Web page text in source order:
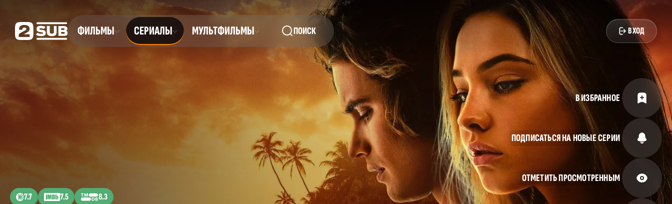
ФИЛЬМЫ СЕРИАЛЫ МУЛЬТФИЛЬМЫ ПОИСК ВХОД
7.7 7.5 8.3
В ИЗБРАННОЕ
ПОДПИСАТЬСЯ НА НОВЫЕ СЕРИИ
ОТМЕТИТЬ ПРОСМОТРЕННЫМ